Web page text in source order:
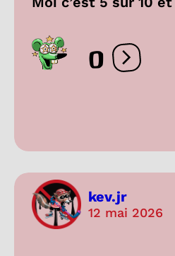
0 Ouvrir
kev.jr
12 mai 2026